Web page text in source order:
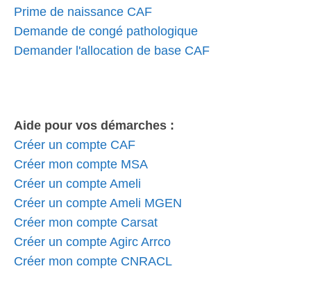
Prime de naissance CAF
Demande de congé pathologique
Demander l'allocation de base CAF
Aide pour vos démarches :
Créer un compte CAF
Créer mon compte MSA
Créer un compte Ameli
Créer un compte Ameli MGEN
Créer mon compte Carsat
Créer un compte Agirc Arrco
Créer mon compte CNRACL